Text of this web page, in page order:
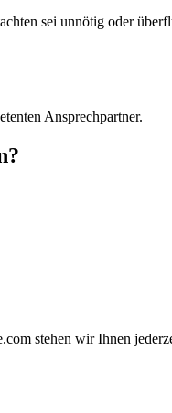
sei unnötig oder
Ansprechpartner.
stehen wir Ihnen